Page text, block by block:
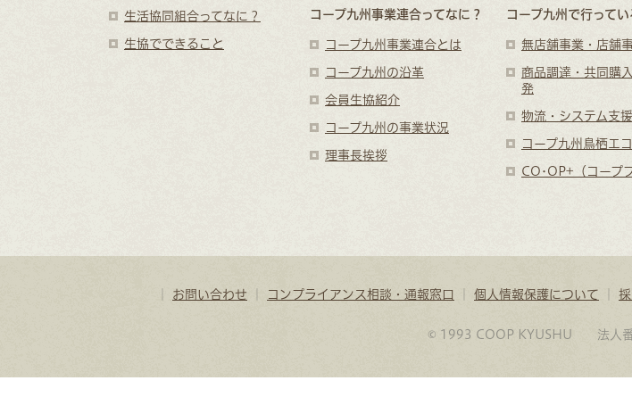
生活協同組合ってなに？
生協でできること
コープ九州事業連合ってなに？
コープ九州事業連合とは
コープ九州の沿革
会員生協紹介
コープ九州の事業状況
理事長挨拶
コープ九州で行ってい
無店舗事業・店舗
商品調達・共同購
発
物流・システム支
コープ九州鳥栖エ
CO･OP+（コープ
お問い合わせ コンプライアンス相談・通報窓口 個人情報保護について
© 1993 COOP KYUSHU 法人